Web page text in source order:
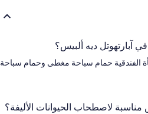
آبارتهوتل ديه ألبيس؟
الفندقية حمام سباحة مغطى وحمام سباحة
مناسبة لاصطحاب الحيوانات الأليفة؟